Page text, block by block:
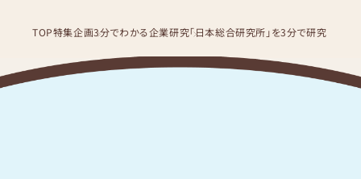
TOP特集企画3分でわかる企業研究「日本総合研究所」を3分で研究